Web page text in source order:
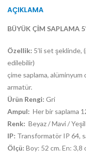
AÇIKLAMA
BÜYÜK ÇİM SAPLAMA
Özellik: 5’li set şeklinde,
edilebilir)
çime saplama, alüminyum
armatür.
Ürün Rengi: Gri
Ampul: Her bir saplama
Renk: Beyaz / Mavi / Yeşil
IP: Transformatör IP 64,
Ölçü: Boy: 52 cm. En: 3,8